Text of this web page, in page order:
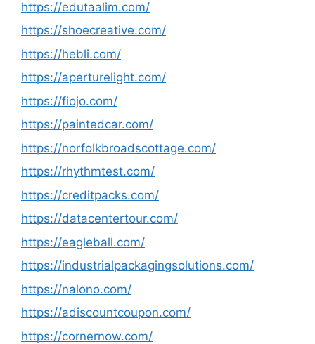
https://edutaalim.com/
https://shoecreative.com/
https://hebli.com/
https://aperturelight.com/
https://fiojo.com/
https://paintedcar.com/
https://norfolkbroadscottage.com/
https://rhythmtest.com/
https://creditpacks.com/
https://datacentertour.com/
https://eagleball.com/
https://industrialpackagingsolutions.com/
https://nalono.com/
https://adiscountcoupon.com/
https://cornernow.com/